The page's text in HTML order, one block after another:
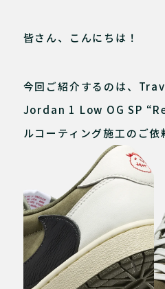
皆さん、こんにちは！
今回ご紹介するのは、
Jordan 1 Low OG SP
ルコーティング施工のご依